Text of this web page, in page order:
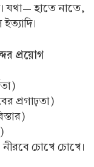
যথা— হাতে নাতে,
প্রয়োগ
প্রগাঢ়তা)
চোখে চোখে।